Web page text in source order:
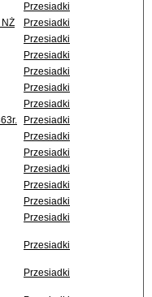
Przesiadki
NŻ
Przesiadki
Przesiadki
Przesiadki
Przesiadki
Przesiadki
Przesiadki
Przesiadki
Przesiadki
Przesiadki
Przesiadki
Przesiadki
Przesiadki
Przesiadki
Przesiadki
Przesiadki